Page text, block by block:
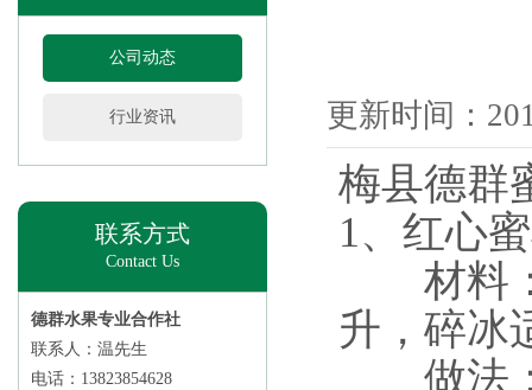
公司动态
行业资讯
联系方式
Contact Us
德群水果专业合作社
联系人：温先生
电话：13823854628
更新时间：
梅县德群
1、红心
材料：
升，碎冰
做法：